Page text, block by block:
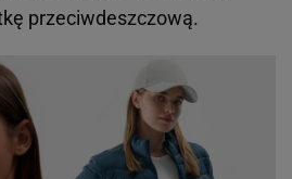
przeciwdeszczową.